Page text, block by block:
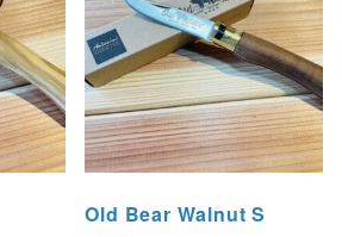
Old Bear Walnut S